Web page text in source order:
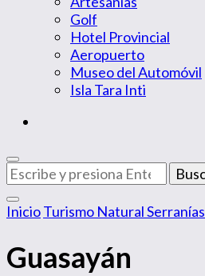
Golf
Hotel Provincial
Aeropuerto
Museo del Automóvil
Isla Tara Inti
¿Buscas
algo?
InicioTurismo NaturalSerranías
Guasayán